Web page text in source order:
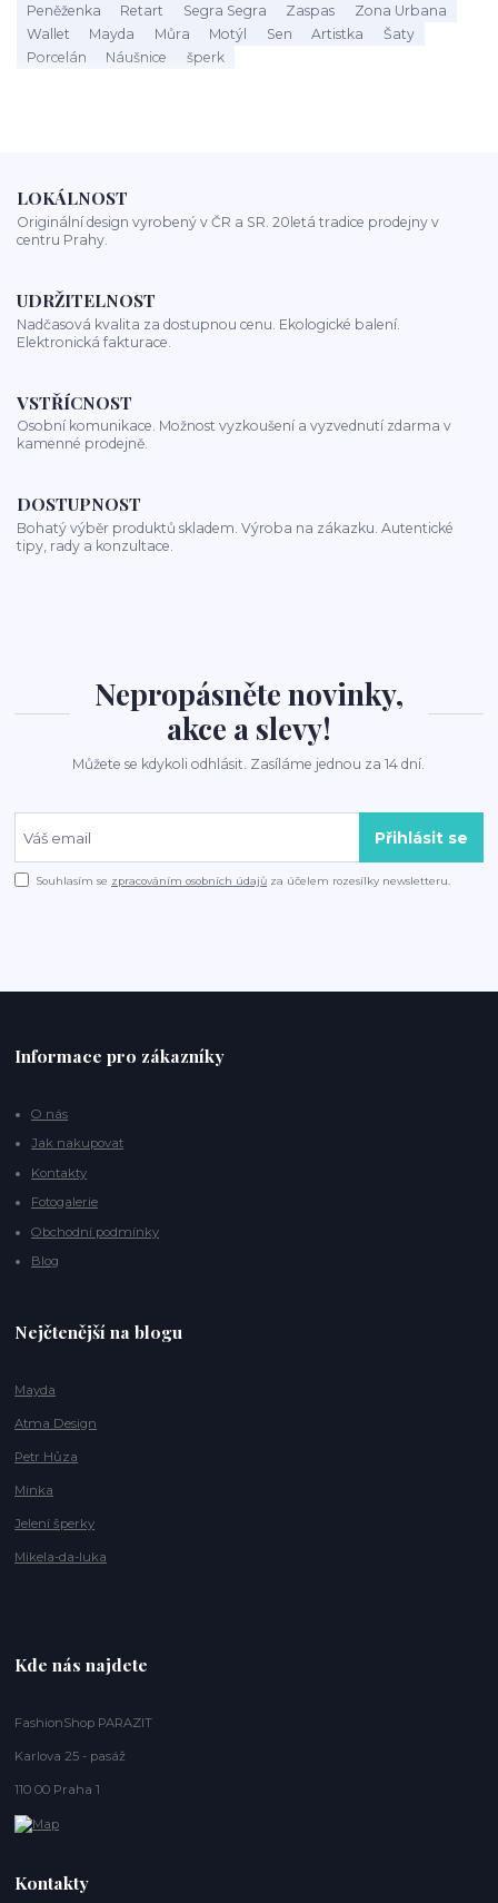
Peněženka Retart Segra Segra Zaspas
Zona Urbana
Wallet
Mayda Můra Motýl Sen Artistka
Šaty
Porcelán
Náušnice šperk
LOKÁLNOST
Originální design vyrobený v ČR a SR. 20letá tradice prodejny v
centru Prahy.
UDRŽITELNOST
Nadčasová kvalita za dostupnou cenu. Ekologické balení.
Elektronická fakturace.
VSTŘÍCNOST
Osobní komunikace. Možnost vyzkoušení a vyzvednutí zdarma v
kamenné prodejně.
DOSTUPNOST
Bohatý výběr produktů skladem. Výroba na zákazku. Autentické
tipy, rady a konzultace.
Nepropásněte novinky,
akce a slevy!
Můžete se kdykoli odhlásit. Zasíláme jednou za 14 dní.
Přihlásit se
Souhlasím se zpracováním osobních údajů za účelem rozesílky newsletteru.
Informace pro zákazníky
O nás
Jak nakupovat
Kontakty
Fotogalerie
Obchodní podmínky
Blog
Nejčtenější na blogu
Mayda
Atma Design
Petr Hůza
Minka
Jelení šperky
Mikela-da-luka
Kde nás najdete
FashionShop PARAZIT
Karlova 25 - pasáž
110 00 Praha 1
Kontakty